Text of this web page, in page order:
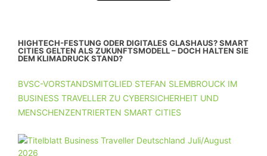
HIGHTECH-FESTUNG ODER DIGITALES GLASHAUS? SMART
CITIES GELTEN ALS ZUKUNFTSMODELL – DOCH HALTEN SIE
DEM KLIMADRUCK STAND?
BVSC-VORSTANDSMITGLIED STEFAN SLEMBROUCK IM
BUSINESS TRAVELLER ZU CYBERSICHERHEIT UND
MENSCHENZENTRIERTEN SMART CITIES